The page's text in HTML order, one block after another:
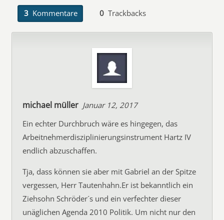
3 Kommentare 0 Trackbacks
michael müller Januar 12, 2017
Ein echter Durchbruch wäre es hingegen, das
Arbeitnehmerdisziplinierungsinstrument Hartz IV
endlich abzuschaffen.
Tja, dass können sie aber mit Gabriel an der Spitze
vergessen, Herr Tautenhahn.Er ist bekanntlich ein
Ziehsohn Schröder´s und ein verfechter dieser
unäglichen Agenda 2010 Politik. Um nicht nur den